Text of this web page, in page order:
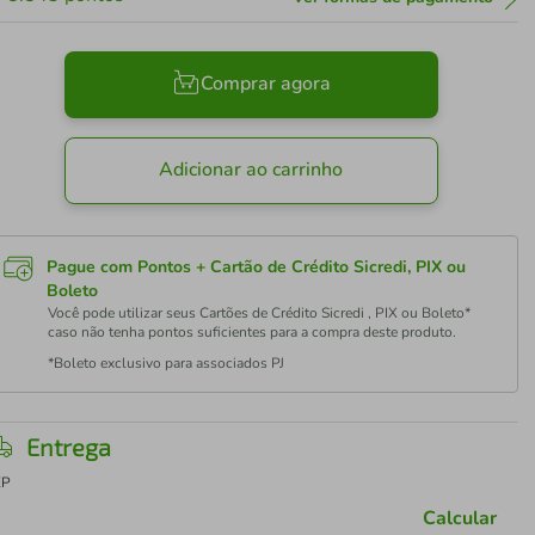
Comprar agora
Adicionar ao carrinho
Pague com Pontos + Cartão de Crédito Sicredi, PIX ou
Boleto
Você pode utilizar seus Cartões de Crédito Sicredi , PIX ou Boleto*
caso não tenha pontos suficientes para a compra deste produto.
*Boleto exclusivo para associados PJ
Entrega
Calcular